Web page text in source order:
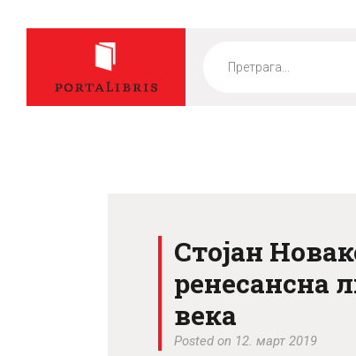
search
Стојан
ренесансна
века
Posted on 12. март 2019